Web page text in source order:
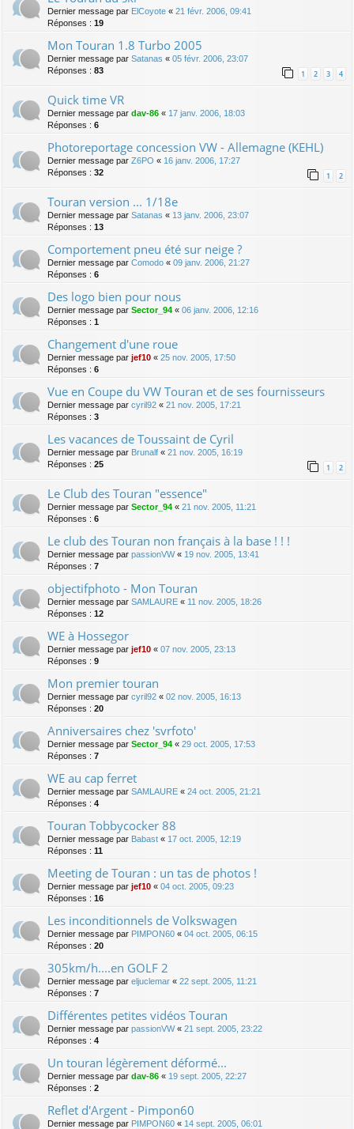
Dernier message par ElCoyote « 21 févr. 2006, 09:41
Réponses : 19
Mon Touran 1.8 Turbo 2005
Dernier message par Satanas « 05 févr. 2006, 23:07
Réponses : 83 1 2 3 4
Quick time VR
Dernier message par dav-86 « 17 janv. 2006, 18:03
Réponses : 6
Photoreportage concession VW - Allemagne (KEHL)
Dernier message par Z6PO « 16 janv. 2006, 17:27
Réponses : 32 1 2
Touran version ... 1/18e
Dernier message par Satanas « 13 janv. 2006, 23:07
Réponses : 13
Comportement pneu été sur neige ?
Dernier message par Comodo « 09 janv. 2006, 21:27
Réponses : 6
Des logo bien pour nous
Dernier message par Sector_94 « 06 janv. 2006, 12:16
Réponses : 1
Changement d'une roue
Dernier message par jef10 « 25 nov. 2005, 17:50
Réponses : 6
Vue en Coupe du VW Touran et de ses fournisseurs
Dernier message par cyril92 « 21 nov. 2005, 17:21
Réponses : 3
Les vacances de Toussaint de Cyril
Dernier message par Brunalf « 21 nov. 2005, 16:19
Réponses : 25 1 2
Le Club des Touran "essence"
Dernier message par Sector_94 « 21 nov. 2005, 11:21
Réponses : 6
Le club des Touran non français à la base ! ! !
Dernier message par passionVW« 19 nov. 2005, 13:41
Réponses : 7
objectifphoto - Mon Touran
Dernier message par SAMLAURE « 11 nov. 2005, 18:26
Réponses : 12
WE à Hossegor
Dernier message par jef10 « 07 nov. 2005, 23:13
Réponses : 9
Mon premier touran
Dernier message par cyril92 « 02 nov. 2005, 16:13
Réponses : 20
Anniversaires chez 'svrfoto'
Dernier message par Sector_94 « 29 oct. 2005, 17:53
Réponses : 7
WE au cap ferret
Dernier message par SAMLAURE « 24 oct. 2005, 21:21
Réponses : 4
Touran Tobbycocker 88
Dernier message par Babast « 17 oct. 2005, 12:19
Réponses : 11
Meeting de Touran : un tas de photos !
Dernier message par jef10 « 04 oct. 2005, 09:23
Réponses : 16
Les inconditionnels de Volkswagen
Dernier message par PIMPON60 « 04 oct. 2005, 06:15
Réponses : 20
305km/h....en GOLF 2
Dernier message par eljuclemar « 22 sept. 2005, 11:21
Réponses : 7
Différentes petites vidéos Touran
Dernier message par passionVW« 21 sept. 2005, 23:22
Réponses : 4
Un touran légèrement déformé...
Dernier message par dav-86 « 19 sept. 2005, 22:27
Réponses : 2
Reflet d'Argent - Pimpon60
Dernier message par PIMPON60 « 14 sept. 2005, 06:01